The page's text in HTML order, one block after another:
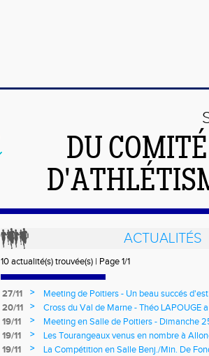
DU
ACTUALITÉS
10 actualité(s) trouvée(s) | Page 1/1
27/11 >
Meeting de Poitiers - Un beau succés
20/11
>
Cross du Val de Marne - Théo LAPOUGE
Nationale
19/11 >
Meeting en Salle de Poitiers - Dimanche
19/11
>
Les Tourangeaux venus en nombre à
19/11
>
La Compétition en Salle Benj./Min. De